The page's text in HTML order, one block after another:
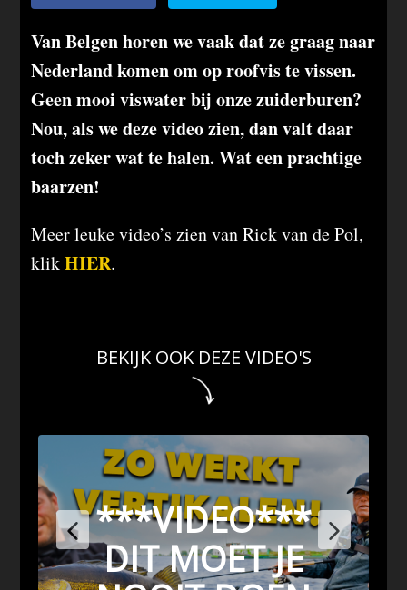
Van Belgen horen we vaak dat ze graag naar
Nederland komen om op roofvis te vissen.
Geen mooi viswater bij onze zuiderburen?
Nou, als we deze video zien, dan valt daar
toch zeker wat te halen. Wat een prachtige
baarzen!
Meer leuke video’s zien van Rick van de Pol,
klikHIER.
BEKIJK OOK DEZE VIDEO'S
***VIDEO***
DIT MOET JE